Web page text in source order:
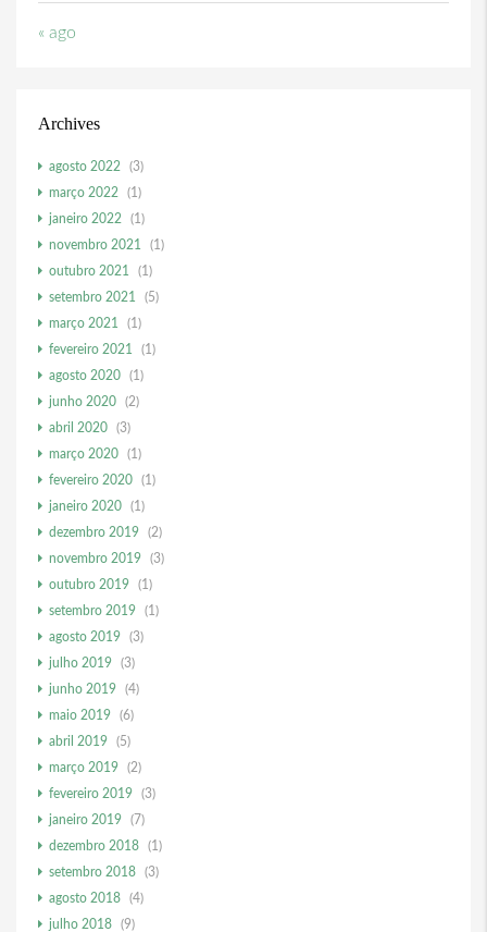
« ago
Archives
agosto 2022
(3)
março 2022
(1)
janeiro 2022
(1)
novembro 2021
(1)
outubro 2021
(1)
setembro 2021
(5)
março 2021
(1)
fevereiro 2021
(1)
agosto 2020
(1)
junho 2020
(2)
abril 2020
(3)
março 2020
(1)
fevereiro 2020
(1)
janeiro 2020
(1)
dezembro 2019
(2)
novembro 2019
(3)
outubro 2019
(1)
setembro 2019
(1)
agosto 2019
(3)
julho 2019
(3)
junho 2019
(4)
maio 2019
(6)
abril 2019
(5)
março 2019
(2)
fevereiro 2019
(3)
janeiro 2019
(7)
dezembro 2018
(1)
setembro 2018
(3)
agosto 2018
(4)
julho 2018
(9)